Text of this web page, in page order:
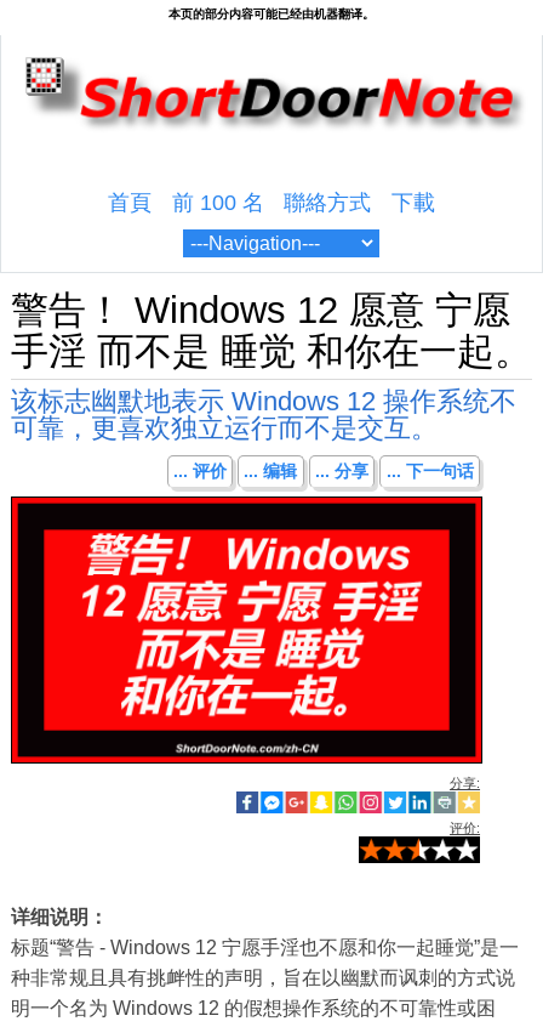
首頁 前 100 名 聯絡方式 下載
警告！ Windows 12 愿意 宁愿
手淫 而不是 睡觉 和你在一起。
该标志幽默地表示 Windows 12 操作系统不
可靠，更喜欢独立运行而不是交互。
... 评价 ... 编辑 ... 分享 ... 下一句话
分享:
评价:
详细说明：
标题“警告 - Windows 12 宁愿手淫也不愿和你一起睡觉”是一
种非常规且具有挑衅性的声明，旨在以幽默而讽刺的方式说
明一个名为 Windows 12 的假想操作系统的不可靠性或困